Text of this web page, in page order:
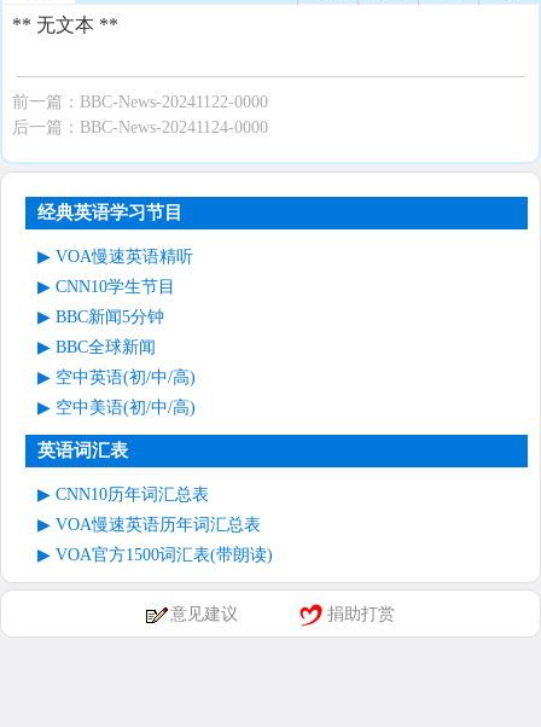
** 无文本 **
前一篇： BBC-News-20241122-0000
后一篇： BBC-News-20241124-0000
经典英语学习节目
VOA慢速英语精听
CNN10学生节目
BBC新闻5分钟
BBC全球新闻
空中英语(初/中/高)
空中美语(初/中/高)
英语词汇表
CNN10历年词汇总表
VOA慢速英语历年词汇总表
VOA官方1500词汇表(带朗读)
意见建议 捐助打赏